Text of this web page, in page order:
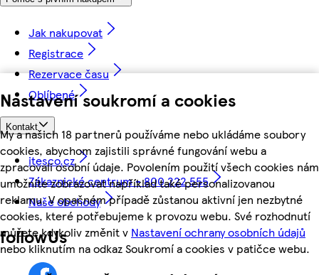
Nastavení soukromí a cookies
My a našich 18 partnerů používáme nebo ukládáme soubory
cookies, abychom zajistili správné fungování webu a
zpracovali osobní údaje. Povolením použití všech cookies nám
umožníte zobrazovat například také personalizovanou
reklamu. V opačném případě zůstanou aktivní jen nezbytné
cookies, které potřebujeme k provozu webu. Své rozhodnutí
můžete kdykoliv změnit v Nastavení ochrany osobních údajů
nebo kliknutím na odkaz Soukromí a cookies v patičce webu.
Jak nakupovat
Registrace
Rezervace času
Oblíbené
Kontakt
itesco.cz
Zákaznické centrum - 800 222 555
Naše obchody
followUs